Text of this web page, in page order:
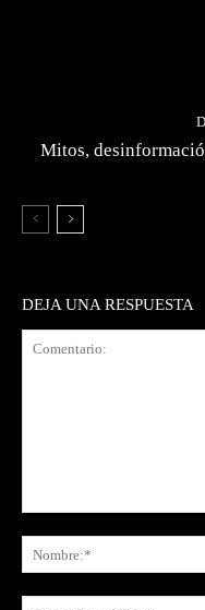
Mitos,
DEJA UNA RESPUESTA